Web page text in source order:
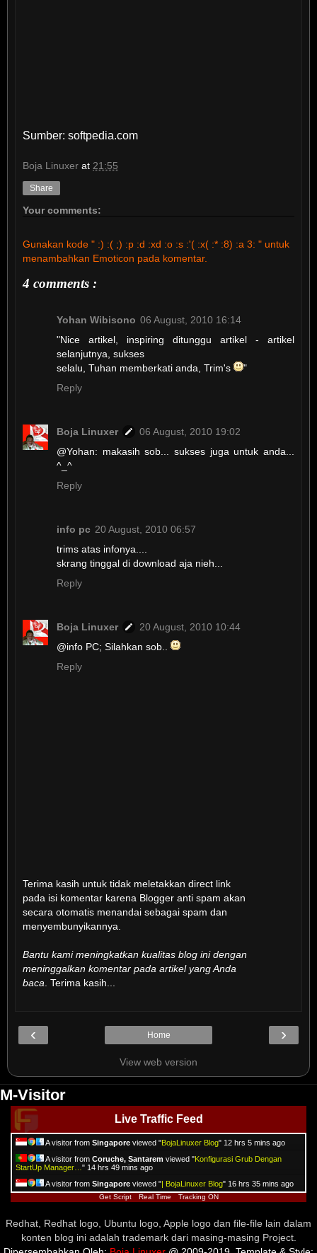
Sumber: softpedia.com
Boja Linuxer at21:55
Share
Your comments:
Gunakan kode " :) :( ;) :p :d :xd :o :s :'( :x( :* :8) :a 3: " untuk
menambahkan Emoticon pada komentar.
4 comments :
Yohan Wibisono 06 August, 2010 16:14
"Nice artikel, inspiring ditunggu artikel - artikel
selanjutnya, sukses
selalu, Tuhan memberkati anda, Trim's
"
Reply
Boja Linuxer
06 August, 2010 19:02
@Yohan: makasih sob... sukses juga untuk anda...
^_^
Reply
info pc 20 August, 2010 06:57
trims atas infonya....
skrang tinggal di download aja nieh...
Reply
Boja Linuxer
20 August, 2010 10:44
@info PC; Silahkan sob..
Reply
Terima kasih untuk tidak meletakkan direct link
pada isi komentar karena Blogger anti spam akan
secara otomatis menandai sebagai spam dan
menyembunyikannya.
Bantu kami meningkatkan kualitas blog ini dengan
meninggalkan komentar pada artikel yang Anda
baca. Terima kasih...
‹ ›
Home
View web version
M-Visitor
Live Traffic Feed
A visitor from Singapore viewed "BojaLinuxer Blog" 12 hrs 5 mins ago
A visitor from Coruche, Santarem viewed "Konfigurasi Grub Dengan
StartUp Manager… " 14 hrs 49 mins ago
A visitor from Singapore viewed "| BojaLinuxer Blog" 16 hrs 35 mins ago
Get Script Real Time Tracking ON
Redhat, Redhat logo, Ubuntu logo, Apple logo dan file-file lain dalam
konten blog ini adalah trademark dari masing-masing Project.